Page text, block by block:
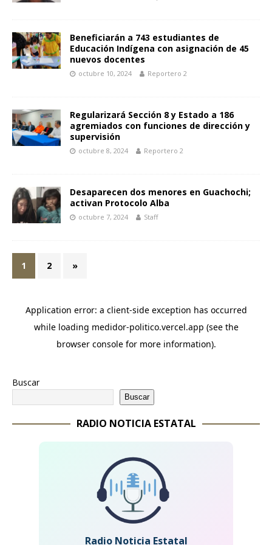
Beneficiarán a 743 estudiantes de
Educación Indígena con asignación de 45
nuevos docentes
octubre 10, 2024 Reportero 2
Regularizará Sección 8 y Estado a 186
agremiados con funciones de dirección y
supervisión
octubre 8, 2024 Reportero 2
Desaparecen dos menores en Guachochi;
activan Protocolo Alba
octubre 7, 2024 Staff
1 2 »
Buscar
Buscar
RADIO NOTICIA ESTATAL
Radio Noticia Estatal